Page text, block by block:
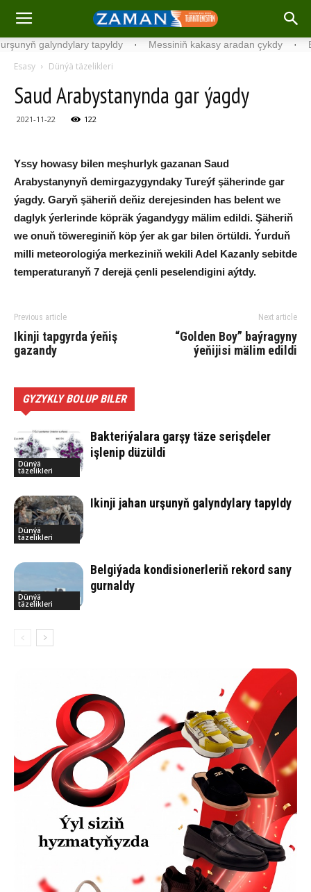
galyndylary tapyldy · Messiniň kakasy aradan çykdy ·
Esasy Dünýä täzelikleri
Saud Arabystanynda gar ýagdy
2021-11-22 122
Yssy howasy bilen meşhurlyk gazanan Saud
Arabystanynyň demirgazygyndaky Tureýf şäherinde gar
ýagdy. Garyň şäheriň deňiz derejesinden has belent we
daglyk ýerlerinde köpräk ýagandygy mälim edildi. Şäheriň
we onuň töwereginiň köp ýer ak gar bilen örtüldi. Ýurduň
milli meteorologiýa merkeziniň wekili Adel Kazanly sebitde
temperaturanyň 7 derejä çenli peselendigini aýtdy.
Previous article
Ikinji tapgyrda ýeňiş
gazandy
Next article
“Golden Boy” baýragyny
ýeňijisi mälim edildi
GYZYKLY BOLUP BILER
Dünýä
täzelikleri
Bakteriýalara garşy täze serişdeler
işlenip düzüldi
Dünýä
täzelikleri
Ikinji jahan urşunyň galyndylary tapyldy
Dünýä
täzelikleri
Belgiýada kondisionerleriň rekord sany
gurnaldy